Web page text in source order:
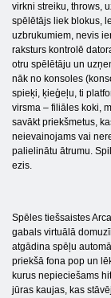
virkni streiku, throws,
spēlētājs liek blokus,
uzbrukumiem, nevis
raksturs kontrolē
otru spēlētāju un
nāk no konsoles
spieķi, ķieģeļu, ti
virsma – filiāles koki,
savākt priekšmetus,
neievainojams vai
palielinātu ātrumu.
ezis.
Spēles tiešsaistes
gabals virtuālā
atgādina spēļu
priekšā fona pop un
kurus nepieciešams
jūras kaujas, kas